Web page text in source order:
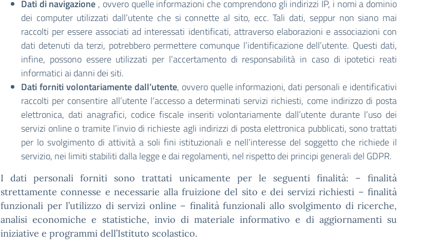
Dati di navigazione , ovvero quelle informazioni che comprendono gli indirizzi IP, i nomi a dominio
dei computer utilizzati dall’utente che si connette al sito, ecc. Tali dati, seppur non siano mai
raccolti per essere associati ad interessati identificati, attraverso elaborazioni e associazioni con
dati detenuti da terzi, potrebbero permettere comunque l’identificazione dell’utente. Questi dati,
infine, possono essere utilizzati per l’accertamento di responsabilità in caso di ipotetici reati
informatici ai danni dei siti.
Dati forniti volontariamente dall’utente, ovvero quelle informazioni, dati personali e identificativi
raccolti per consentire all’utente l’accesso a determinati servizi richiesti, come indirizzo di posta
elettronica, dati anagrafici, codice fiscale inseriti volontariamente dall’utente durante l’uso dei
servizi online o tramite l’invio di richieste agli indirizzi di posta elettronica pubblicati, sono trattati
per lo svolgimento di attività a soli fini istituzionali e nell’interesse del soggetto che richiede il
servizio, nei limiti stabiliti dalla legge e dai regolamenti, nel rispetto dei principi generali del GDPR.
I dati personali forniti sono trattati unicamente per le seguenti finalità: – finalità
strettamente connesse e necessarie alla fruizione del sito e dei servizi richiesti – finalità
funzionali per l’utilizzo di servizi online – finalità funzionali allo svolgimento di ricerche,
analisi economiche e statistiche, invio di materiale informativo e di aggiornamenti su
iniziative e programmi dell’Istituto scolastico.